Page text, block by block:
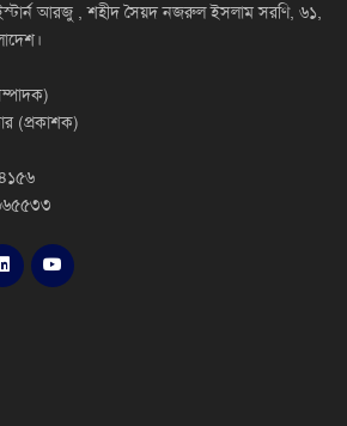
আরজু , শহীদ সৈয়দ নজরুল ইসলাম সরণি, ৬১,
(প্রকাশক)